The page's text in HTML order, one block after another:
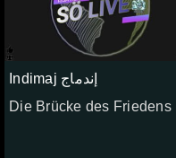
Indimaj إندماج
Die Brücke des Friedens